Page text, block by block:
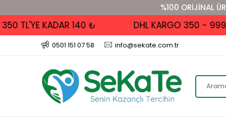
%100 ORİJİNAL
TL'YE KADAR 140 ₺ DHL KARGO 350 - 999
0501 151 07 58 info@sekate.com.tr